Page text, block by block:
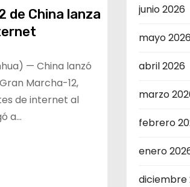
de China lanza
— China lanzó
Marcha-12,
de internet al
a…
junio 2026
mayo 2026
abril 2026
marzo
febrero
enero
diciembre